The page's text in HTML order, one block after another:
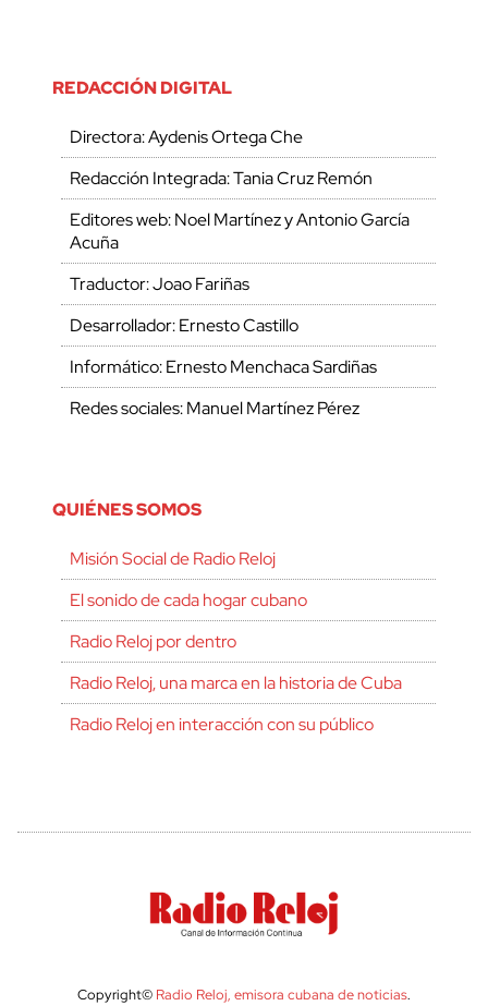
REDACCIÓN DIGITAL
Directora: Aydenis Ortega Che
Redacción Integrada: Tania Cruz Remón
Editores web: Noel Martínez y Antonio García
Acuña
Traductor: Joao Fariñas
Desarrollador: Ernesto Castillo
Informático: Ernesto Menchaca Sardiñas
Redes sociales: Manuel Martínez Pérez
QUIÉNES SOMOS
Misión Social de Radio Reloj
El sonido de cada hogar cubano
Radio Reloj por dentro
Radio Reloj, una marca en la historia de Cuba
Radio Reloj en interacción con su público
Copyright© Radio Reloj, emisora cubana de noticias.